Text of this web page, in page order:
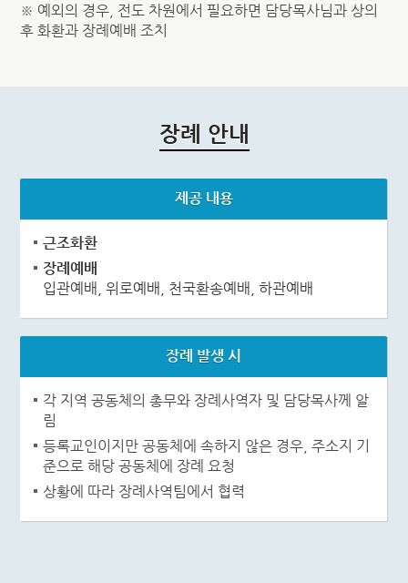
※ 예외의 경우, 전도 차원에서 필요하면 담당목사님과 상의
후 화환과 장례예배 조치
장례 안내
제공 내용
근조화환
장례예배
입관예배, 위로예배, 천국환송예배, 하관예배
장례 발생 시
각 지역 공동체의 총무와 장례사역자 및 담당목사께 알
림
등록교인이지만 공동체에 속하지 않은 경우, 주소지 기
준으로 해당 공동체에 장례 요청
상황에 따라 장례사역팀에서 협력